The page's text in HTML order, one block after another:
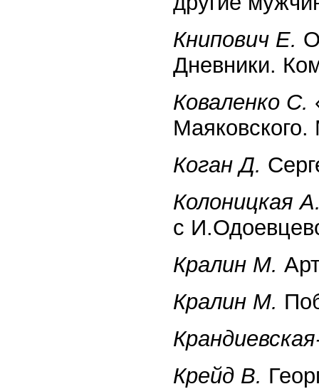
Книпович Е.
Дневники.
Коваленко С.
Коган Д.
Колоницкая
с
Кралин М.
Кралин М.
Крейд В.